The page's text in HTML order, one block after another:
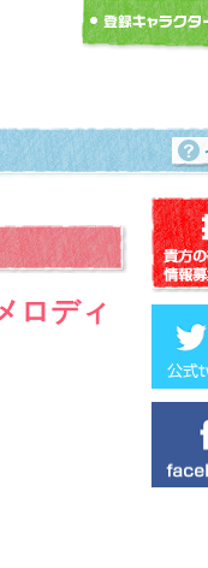
ロディ